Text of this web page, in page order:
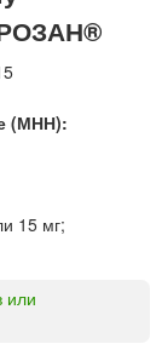
(МНН):
15 мг;
или